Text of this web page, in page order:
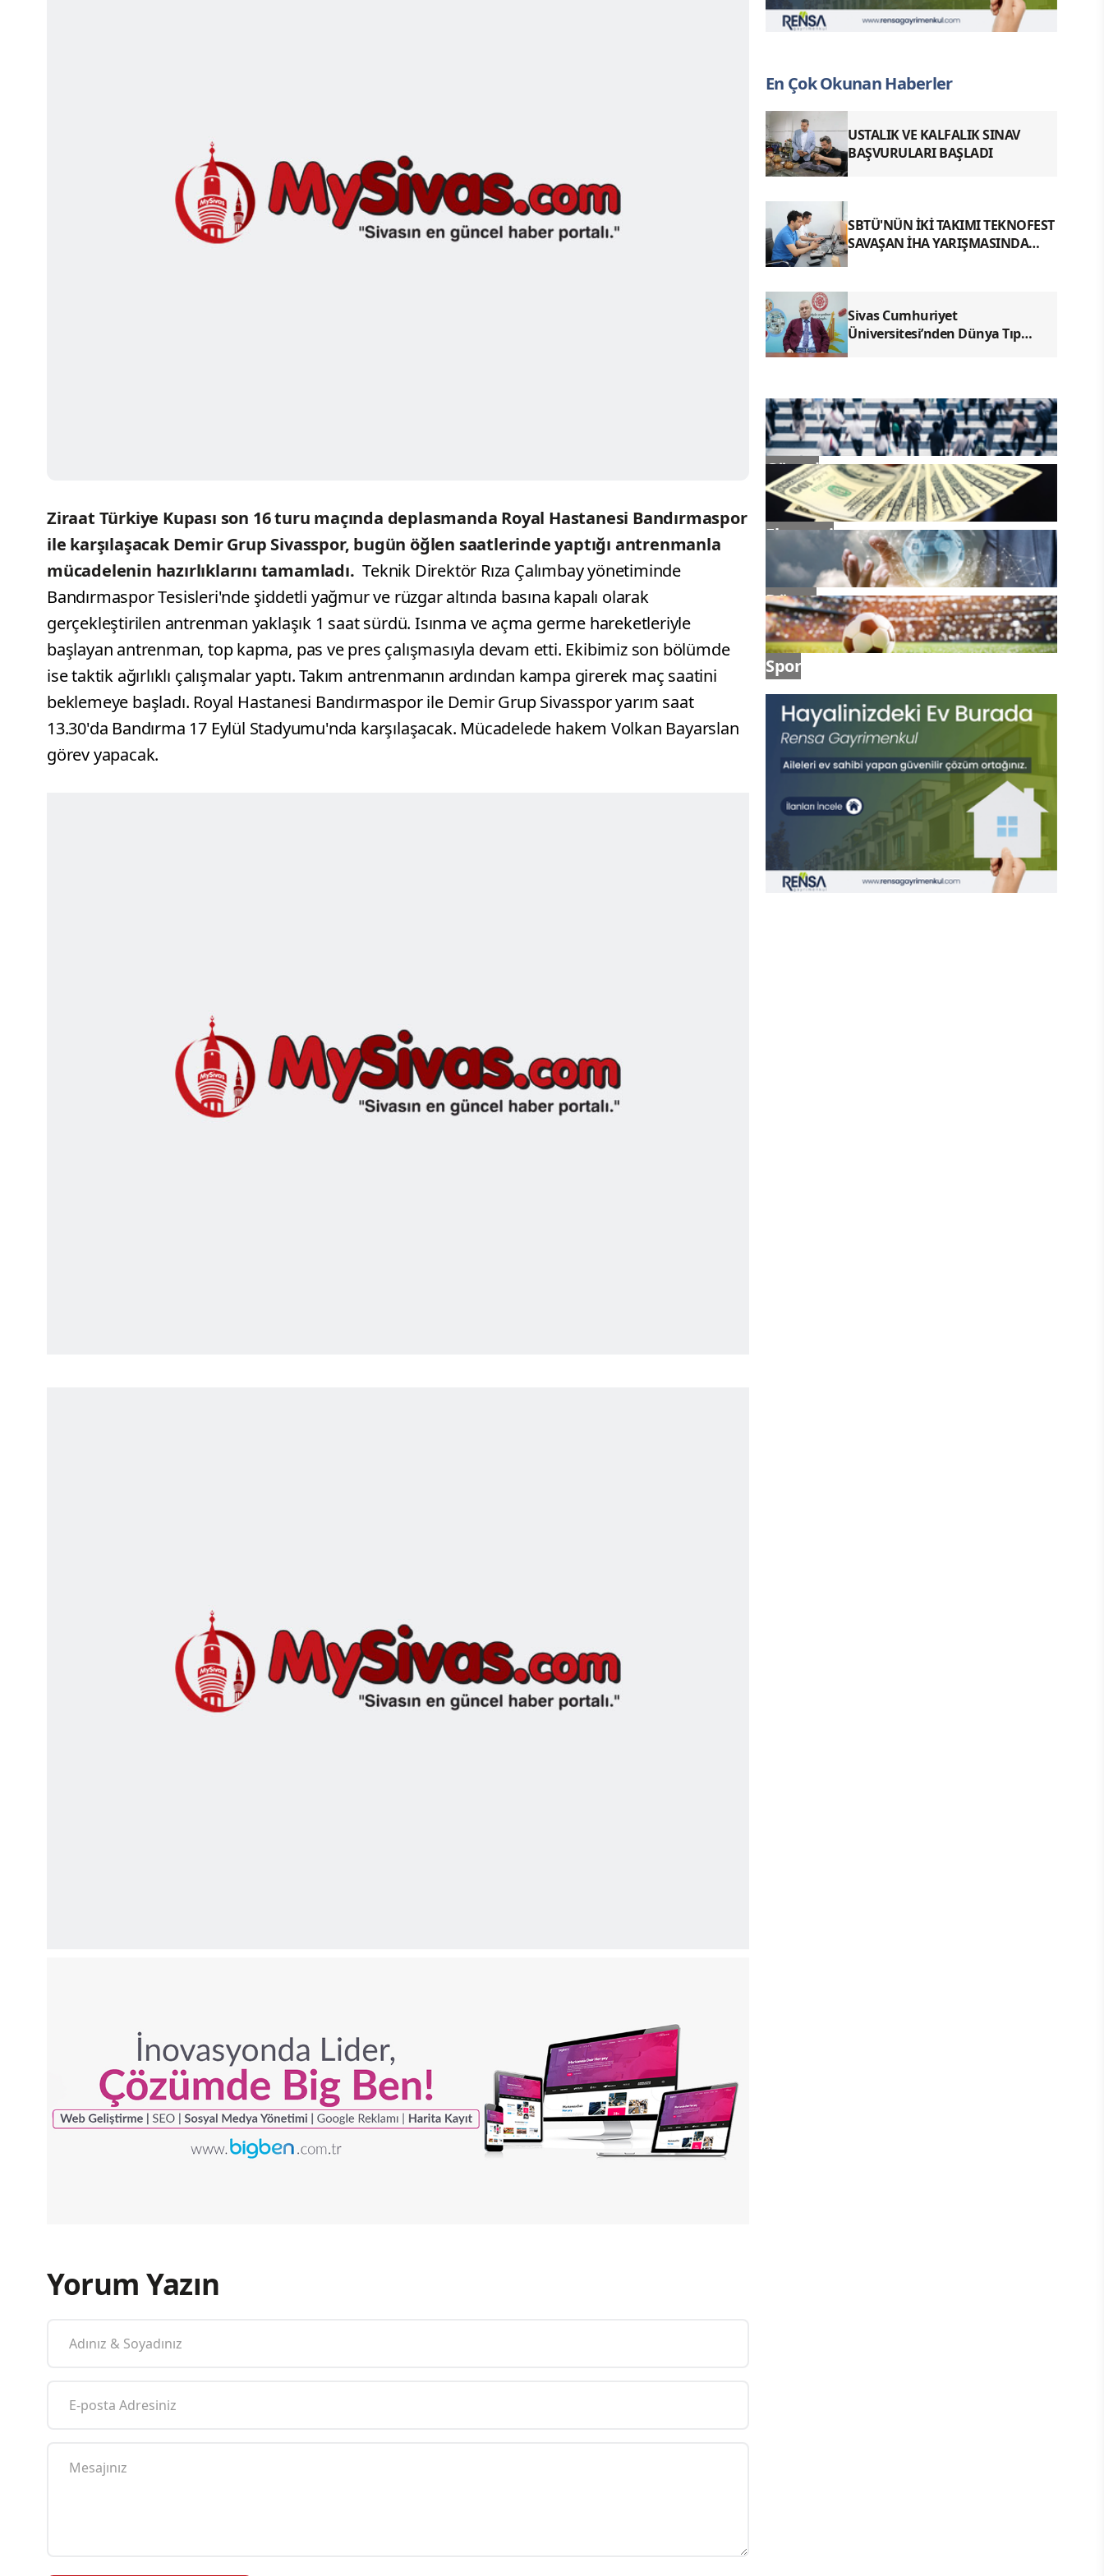
Ziraat Türkiye Kupası son 16 turu maçında deplasmanda Royal Hastanesi Bandırmaspor
ile karşılaşacak Demir Grup Sivasspor, bugün öğlen saatlerinde yaptığı antrenmanla
mücadelenin hazırlıklarını tamamladı. Teknik Direktör Rıza Çalımbay yönetiminde
Bandırmaspor Tesisleri'nde şiddetli yağmur ve rüzgar altında basına kapalı olarak
gerçekleştirilen antrenman yaklaşık 1 saat sürdü. Isınma ve açma germe hareketleriyle
başlayan antrenman, top kapma, pas ve pres çalışmasıyla devam etti. Ekibimiz son bölümde
ise taktik ağırlıklı çalışmalar yaptı. Takım antrenmanın ardından kampa girerek maç saatini
beklemeye başladı. Royal Hastanesi Bandırmaspor ile Demir Grup Sivasspor yarım saat
13.30'da Bandırma 17 Eylül Stadyumu'nda karşılaşacak. Mücadelede hakem Volkan Bayarslan
görev yapacak.
Yorum Yazın
En Çok Okunan Haberler
USTALIK VE KALFALIK SINAV
BAŞVURULARI BAŞLADI
SBTÜ'NÜN İKİ TAKIMI TEKNOFEST
SAVAŞAN İHA YARIŞMASINDA
Sivas Cumhuriyet
Üniversitesi’nden Dünya Tıp
Güncel
Ekonomi
Dünya
Spor